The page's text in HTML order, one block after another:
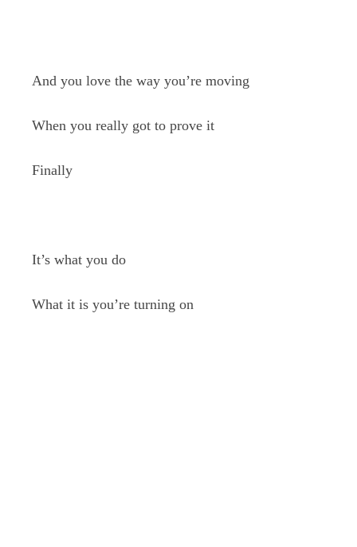
And you love the way you’re moving
When you really got to prove it
Finally
It’s what you do
What it is you’re turning on